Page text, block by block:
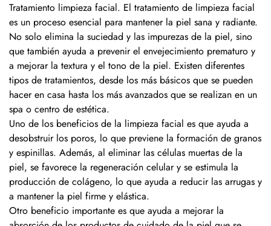
Tratamiento limpieza facial. El tratamiento de limpieza facial
es un proceso esencial para mantener la piel sana y radiante.
No solo elimina la suciedad y las impurezas de la piel, sino
que también ayuda a prevenir el envejecimiento prematuro y
a mejorar la textura y el tono de la piel. Existen diferentes
tipos de tratamientos, desde los más básicos que se pueden
hacer en casa hasta los más avanzados que se realizan en un
spa o centro de estética.
Uno de los beneficios de la limpieza facial es que ayuda a
desobstruir los poros, lo que previene la formación de granos
y espinillas. Además, al eliminar las células muertas de la
piel, se favorece la regeneración celular y se estimula la
producción de colágeno, lo que ayuda a reducir las arrugas y
a mantener la piel firme y elástica.
Otro beneficio importante es que ayuda a mejorar la